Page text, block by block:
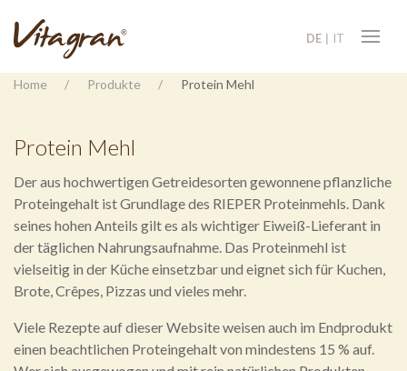
DE IT
Home Produkte Protein Mehl
Protein Mehl
Der aus hochwertigen Getreidesorten gewonnene pflanzliche
Proteingehalt ist Grundlage des RIEPER Proteinmehls. Dank
seines hohen Anteils gilt es als wichtiger Eiweiß-Lieferant in
der täglichen Nahrungsaufnahme. Das Proteinmehl ist
vielseitig in der Küche einsetzbar und eignet sich für Kuchen,
Brote, Crêpes, Pizzas und vieles mehr.
Viele Rezepte auf dieser Website weisen auch im Endprodukt
einen beachtlichen Proteingehalt von mindestens 15 % auf.